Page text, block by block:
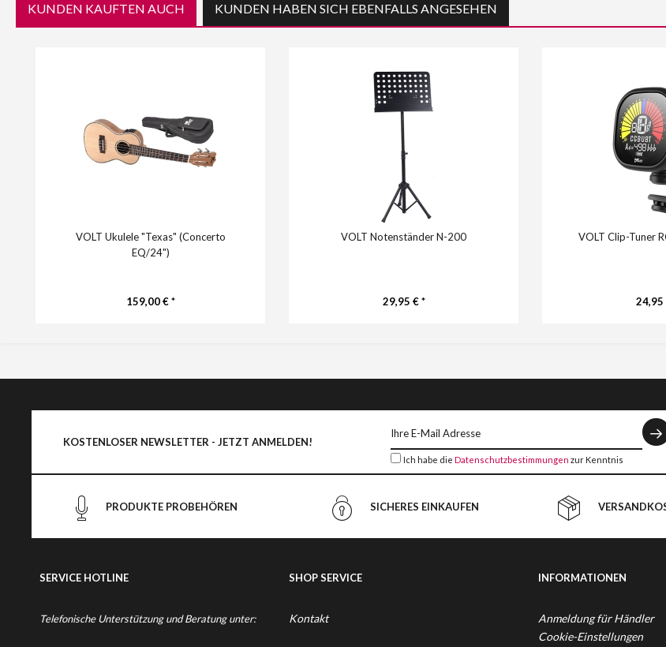
KUNDEN KAUFTEN AUCH KUNDEN HABEN SICH EBENFALLS ANGESEHEN
VOLT Ukulele "Texas" (Concerto
EQ/24")
159,00 € *
VOLT Notenständer N-200
29,95 € *
VOLT Clip-Tuner
24,95
KOSTENLOSER NEWSLETTER - JETZT ANMELDEN!
Ich habe die Datenschutzbestimmungen zur Kenntnis
PRODUKTE PROBEHÖREN SICHERES EINKAUFEN
SERVICE HOTLINE
Telefonische Unterstützung und Beratung unter:
SHOP SERVICE
Kontakt
INFORMATIONEN
Anmeldung für Händler
Cookie-Einstellungen